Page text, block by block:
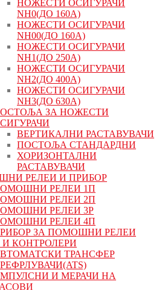
НОЖЕСТИ ОСИГУРАЧИ
NH0(ДО 160А)
НОЖЕСТИ ОСИГУРАЧИ
NH00(ДО 160А)
НОЖЕСТИ ОСИГУРАЧИ
NH1(ДО 250А)
НОЖЕСТИ ОСИГУРАЧИ
NH2(ДО 400А)
НОЖЕСТИ ОСИГУРАЧИ
NH3(ДО 630А)
ЗА НОЖЕСТИ
ВЕРТИКАЛНИ РАСТАВУВАЧИ
ПОСТОЉА СТАНДАРДНИ
ХОРИЗОНТАЛНИ
РАСТАВУВАЧИ
РЕЛЕИ И ПРИБОР
РЕЛЕИ 1П
РЕЛЕИ 2П
РЕЛЕИ 3P
РЕЛЕИ 4П
ЗА ПОМОШНИ РЕЛЕИ
И КОНТРОЛЕРИ
ТРАНСФЕР
И МЕРАЧИ НА